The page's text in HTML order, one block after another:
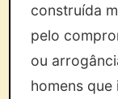
construída
pelo
ou
homens